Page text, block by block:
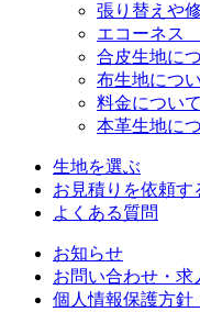
張り替えや
エコーネス
合皮生地に
布生地につ
料金について
本革生地に
生地を選ぶ
お見積りを依頼す
よくある質問
お知らせ
お問い合わせ・求
個人情報保護方針